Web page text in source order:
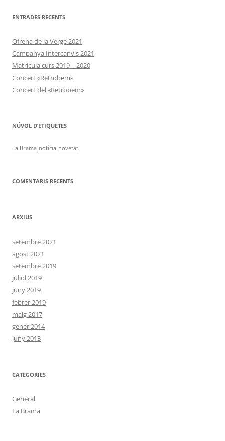
ENTRADES RECENTS
Ofrena de la Verge 2021
Campanya Intercanvis 2021
Matrícula curs 2019 – 2020
Concert «Retrobem»
Concert del «Retrobem»
NÚVOL D’ETIQUETES
La Brama notícia novetat
COMENTARIS RECENTS
ARXIUS
setembre 2021
agost 2021
setembre 2019
juliol 2019
juny 2019
febrer 2019
maig 2017
gener 2014
juny 2013
CATEGORIES
General
La Brama